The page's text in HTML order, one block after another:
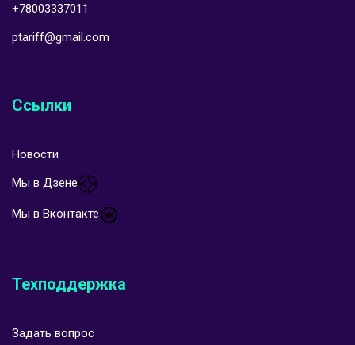
+78003337011
ptariff@gmail.com
Ссылки
Новости
Мы в Дзене
Мы в Вконтакте
Техподдержка
Задать вопрос